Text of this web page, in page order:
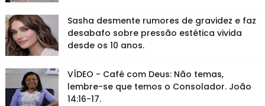
Sasha desmente rumores de gravidez e faz
desabafo sobre pressão estética vivida
desde os 10 anos.
VÍDEO - Café com Deus: Não temas,
lembre-se que temos o Consolador. João
14:16-17.